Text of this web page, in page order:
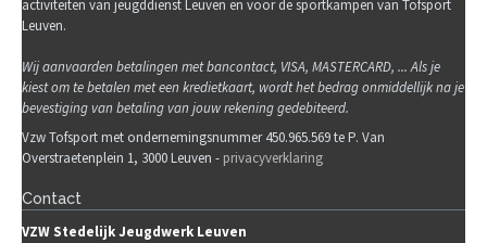
activiteiten van jeugddienst Leuven en voor de sportkampen van Tofsport
Leuven.
Wijaanvaarden betalingen met bancontact, VISA, MASTERCARD, ... Als je
kiest om te betalen met een kredietkaart, wordt het bedrag onmiddellijk na je
bevestiging van betaling van jouw rekening gedebiteerd.
Vzw Tofsport met ondernemingsnummer 450.965.569 te P. Van
Overstraetenplein 1, 3000 Leuven - privacyverklaring
Contact
VZW Stedelijk Jeugdwerk Leuven